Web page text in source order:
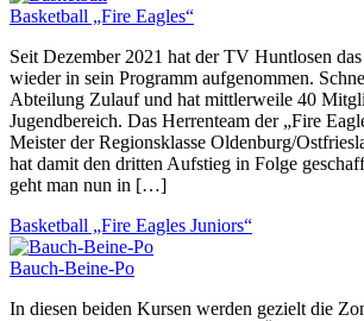
Basketball „Fire Eagles“
Seit Dezember 2021 hat der TV Huntlosen
wieder in sein Programm aufgenommen.
Abteilung Zulauf und hat mittlerweile 40
Jugendbereich. Das Herrenteam der „Fire
Meister der Regionsklasse Oldenburg/
hat damit den dritten Aufstieg in Folge
geht man nun in […]
Basketball „Fire Eagles Juniors“
Bauch-Beine-Po
In diesen beiden Kursen werden gezielt die